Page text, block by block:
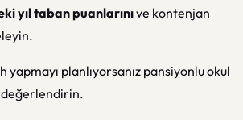
yıl taban puanlarınıve kontenjan
yapmayı planlıyorsanız pansiyonlu okul